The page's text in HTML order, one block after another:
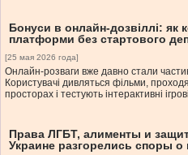
Бонуси в онлайн-дозвіллі: як
платформи без стартового
[25 мая 2026 года]
Онлайн-розваги вже давно стали
Користувачі дивляться фільми,
просторах і тестують інтерактивні
Права ЛГБТ, алименты и
Украине разгорелись споры